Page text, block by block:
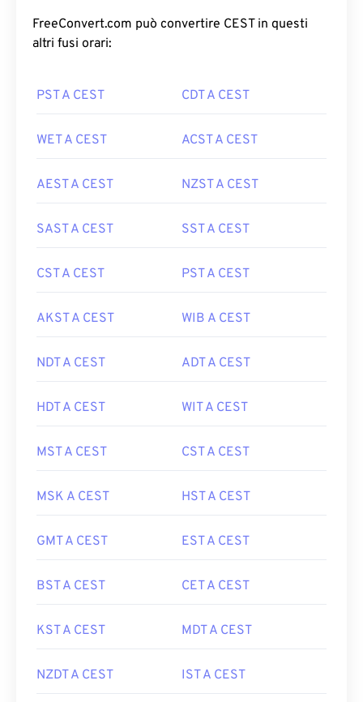
FreeConvert.com può convertire CEST in questi
altri fusi orari:
PST A CEST CDT A CEST
WET A CEST ACST A CEST
AEST A CEST NZST A CEST
SAST A CEST SST A CEST
CST A CEST PST A CEST
AKST A CEST WIB A CEST
NDT A CEST ADT A CEST
HDT A CEST WIT A CEST
MST A CEST CST A CEST
MSK A CEST HST A CEST
GMT A CEST EST A CEST
BST A CEST CET A CEST
KST A CEST MDT A CEST
NZDT A CEST IST A CEST